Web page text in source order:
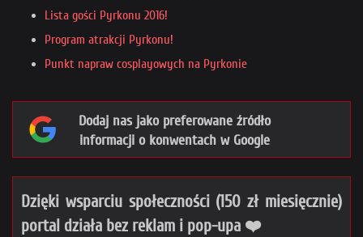
Lista gości Pyrkonu 2016!
Program atrakcji Pyrkonu!
Punkt napraw cosplayowych na Pyrkonie
Dodaj nas jako preferowane źródło
informacji o konwentach w Google
Dzięki wsparciu społeczności (150 zł miesięcznie)
portal działa bez reklam i pop-upa ❤️